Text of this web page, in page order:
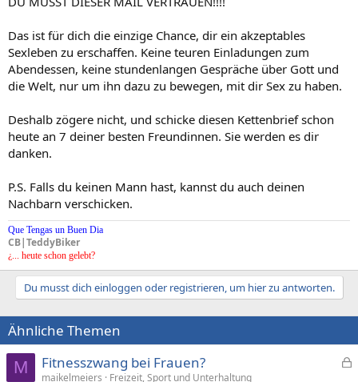
Das ist für dich die einzige Chance, dir ein akzeptables
Sexleben zu erschaffen. Keine teuren Einladungen zum
Abendessen, keine stundenlangen Gespräche über Gott und
die Welt, nur um ihn dazu zu bewegen, mit dir Sex zu haben.
Deshalb zögere nicht, und schicke diesen Kettenbrief schon
heute an 7 deiner besten Freundinnen. Sie werden es dir
danken.
P.S. Falls du keinen Mann hast, kannst du auch deinen
Nachbarn verschicken.
Que Tengas un Buen Dia
CB|TeddyBiker
¿... heute schon gelebt?
Du musst dich einloggen oder registrieren, um hier zu antworten.
Ähnliche Themen
M Fitnesszwang bei Frauen?
maikelmeiers
Freizeit, Sport und Unterhaltung